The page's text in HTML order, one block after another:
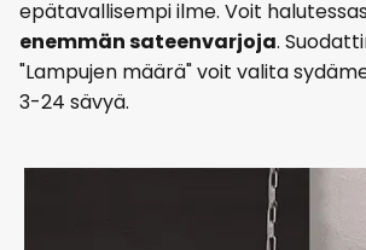
epätavallisempi ilme. Voit
enemmän sateenvarjoja.
"Lampujen määrä" voit valita
3-24 sävyä.